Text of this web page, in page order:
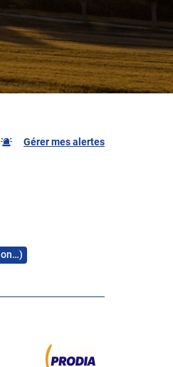
Gérer mes alertes